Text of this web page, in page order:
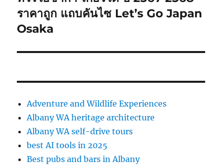
post:
ราคาถูก แถบคันไซ Let’s Go Japan
Osaka
Adventure and Wildlife Experiences
Albany WA heritage architecture
Albany WA self-drive tours
best AI tools in 2025
Best pubs and bars in Albany